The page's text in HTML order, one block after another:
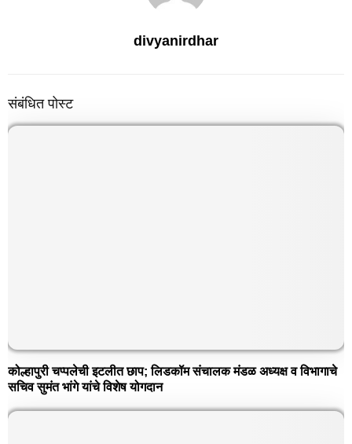
divyanirdhar
संबंधित पोस्ट
कोल्हापुरी चप्पलेची इटलीत छाप; लिडकॉम संचालक मंडळ अध्यक्ष व विभागाचे
सचिव सुमंत भांगे यांचे विशेष योगदान